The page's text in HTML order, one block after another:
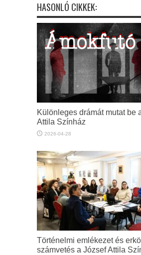
HASONLÓ CIKKEK:
Különleges drámát mutat be
Attila Színház
2026-04-28
Történelmi emlékezet és
számvetés a József Attila